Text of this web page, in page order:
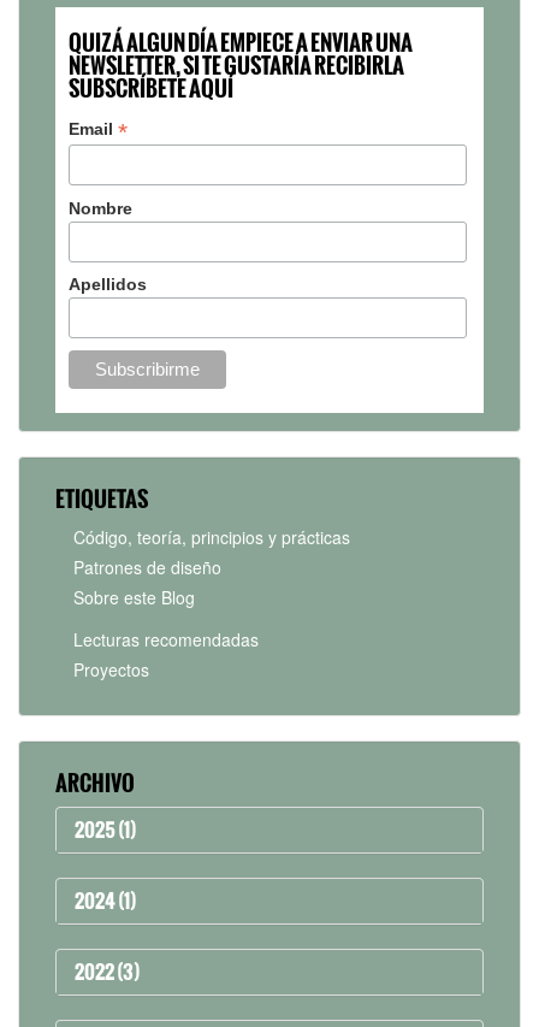
QUIZÁ ALGUN DÍA EMPIECE A ENVIAR UNA
NEWSLETTER, SI TE GUSTARÍA RECIBIRLA
SUBSCRÍBETE AQUÍ
Email *
Nombre
Apellidos
ETIQUETAS
Código, teoría, principios y prácticas
Patrones de diseño
Sobre este Blog
Lecturas recomendadas
Proyectos
ARCHIVO
2025 (1)
2024 (1)
2022 (3)